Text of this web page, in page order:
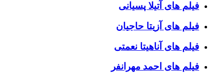
فیلم های آتیلا پسیانی
فیلم های آزیتا حاجیان
فیلم های آناهیتا نعمتی
فیلم های احمد مهرانفر